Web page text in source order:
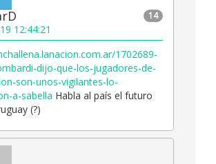
14
12:44:21
1702689-
dijo-que-los-jugadores-de-
son-unos-vigilantes-lo-
a-sabella Habla al país el futuro
(?)